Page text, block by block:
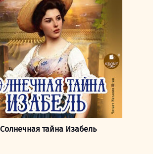
Солнечная тайна Изабель